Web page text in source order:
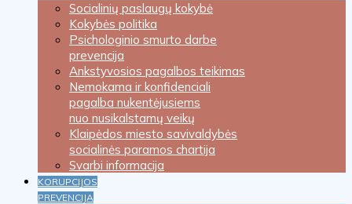
Socialinių paslaugų kokybė
Kokybės politika
Psichologinio smurto darbe
prevencija
Ankstyvosios pagalbos teikimas
Nemokama ir konfidenciali
pagalba nukentėjusiems
nuo nusikalstamų veikų
Klaipėdos miesto savivaldybės
socialinės paramos chartija
Svarbi informacija
KORUPCIJOS
PREVENCIJA